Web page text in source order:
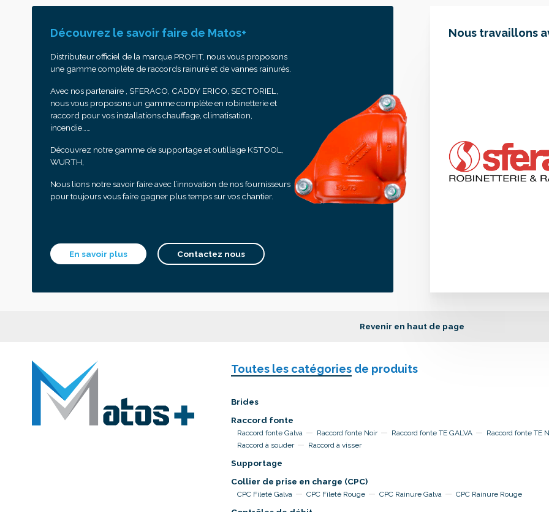
Découvrez le savoir faire de Matos+
Distributeur officiel de la marque PROFIT, nous vous proposons
une gamme complète de raccords rainuré et de vannes rainurés.
Avec nos partenaire , SFERACO, CADDY ERICO, SECTORIEL,
nous vous proposons un gamme complète en robinetterie et
raccord pour vos installations chauffage, climatisation,
incendie……
Découvrez notre gamme de supportage et outillage KSTOOL,
WURTH,
Nous lions notre savoir faire avec l’innovation de nos fournisseurs
pour toujours vous faire gagner plus temps sur vos chantier.
En savoir plus Contactez nous
Nous travaillons
Revenir en haut de page
Toutes les catégories de produits
Brides
Raccord fonte
Raccord fonte Galva Raccord fonte Noir Raccord fonte TE GALVA
Raccord fonte TE
Raccord à souder
Raccord à visser
Supportage
Collier de prise en charge (CPC)
CPC Fileté Galva CPC Fileté Rouge CPC Rainure Galva CPC Rainure Rouge